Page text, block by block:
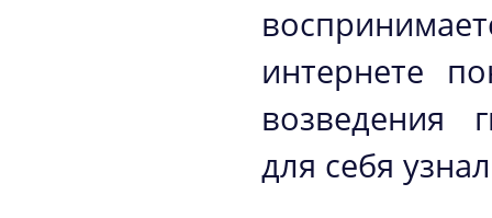
интернете
возведения
для себя